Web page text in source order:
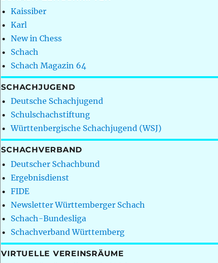
Kaissiber
Karl
New in Chess
Schach
Schach Magazin 64
SCHACHJUGEND
Deutsche Schachjugend
Schulschachstiftung
Württenbergische Schachjugend (WSJ)
SCHACHVERBAND
Deutscher Schachbund
Ergebnisdienst
FIDE
Newsletter Württemberger Schach
Schach-Bundesliga
Schachverband Württemberg
VIRTUELLE VEREINSRÄUME